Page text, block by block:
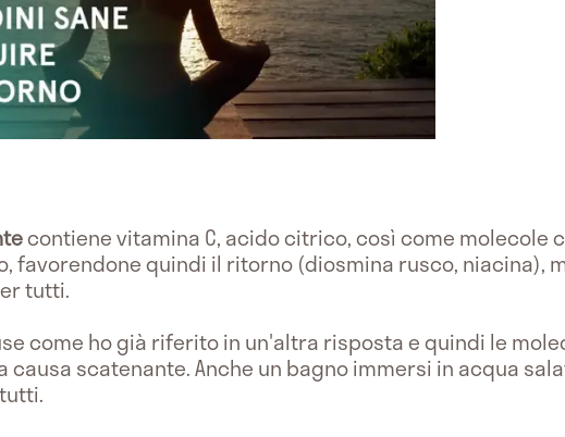
contiene vitamina C, acido citrico, così come molecole
favorendone quindi il ritorno (diosmina rusco, niacina),
tutti.
come ho già riferito in un'altra risposta e quindi le
scatenante. Anche un bagno immersi in acqua